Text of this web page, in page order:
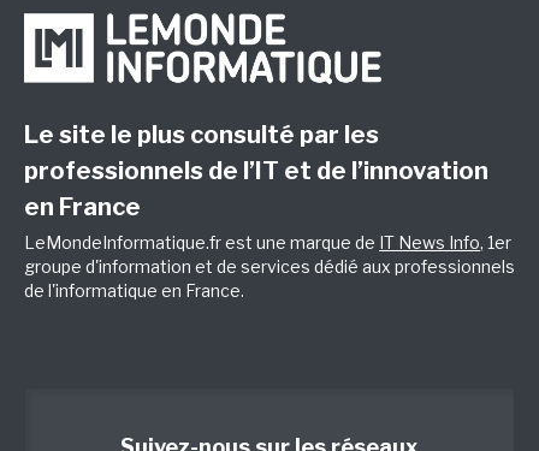
Le site le plus consulté par les
professionnels de l’IT et de l’innovation
en France
LeMondeInformatique.fr est une marque de IT News Info, 1er
groupe d'information et de services dédié aux professionnels
de l'informatique en France.